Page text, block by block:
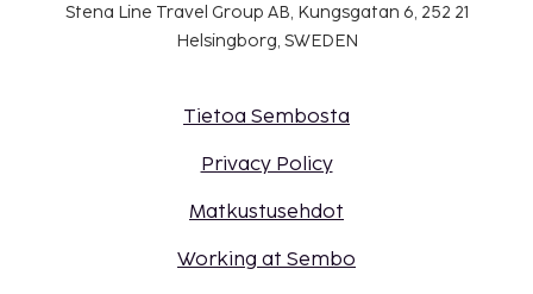
Stena Line Travel Group AB, Kungsgatan 6, 252 21
Helsingborg, SWEDEN
Tietoa Sembosta
Privacy Policy
Matkustusehdot
Working at Sembo